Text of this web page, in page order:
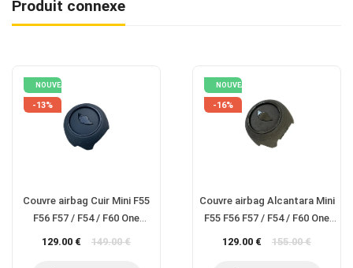
Produit connexe
NOUVEAU
-13%
Couvre airbag Cuir Mini F55
F56 F57 / F54 / F60 One
Prix
129.00 € 149.00 €
NOUVEAU
-16%
Couvre airbag Alcantara Mini
F55 F56 F57 / F54 / F60 One
Prix
129.00 € 155.00 €